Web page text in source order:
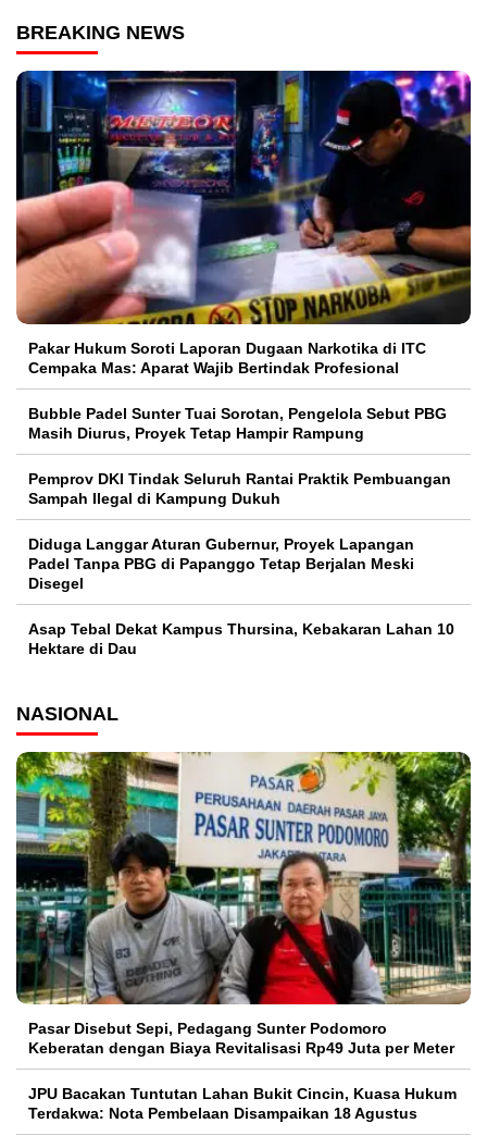
BREAKING NEWS
Pakar Hukum Soroti Laporan Dugaan Narkotika di ITC
Cempaka Mas: Aparat Wajib Bertindak Profesional
Bubble Padel Sunter Tuai Sorotan, Pengelola Sebut PBG
Masih Diurus, Proyek Tetap Hampir Rampung
Pemprov DKI Tindak Seluruh Rantai Praktik Pembuangan
Sampah Ilegal di Kampung Dukuh
Diduga Langgar Aturan Gubernur, Proyek Lapangan
Padel Tanpa PBG di Papanggo Tetap Berjalan Meski
Disegel
Asap Tebal Dekat Kampus Thursina, Kebakaran Lahan 10
Hektare di Dau
NASIONAL
Pasar Disebut Sepi, Pedagang Sunter Podomoro
Keberatan dengan Biaya Revitalisasi Rp49 Juta per Meter
JPU Bacakan Tuntutan Lahan Bukit Cincin, Kuasa Hukum
Terdakwa: Nota Pembelaan Disampaikan 18 Agustus